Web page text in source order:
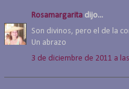
Rosamargarita dijo...
Son divinos, pero el de la
Un abrazo
3 de diciembre de 2011 a